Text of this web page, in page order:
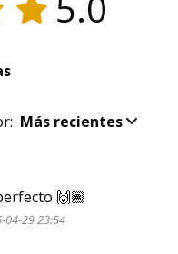
Más recientes
🙌🏽
04-29 23:54